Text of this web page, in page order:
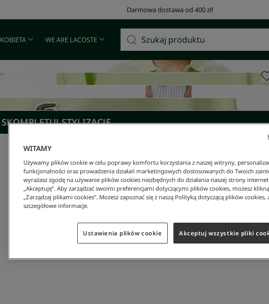
Darmowa dostawa od 400 zł!
KOBIETA WE ARE LACOSTE
SKOMPLETUJ STYLIZACJĘ
WITAMY
Używamy plików cookie w celu poprawy komfortu korzystania z naszej witryny,
funkcjonalności oraz prowadzenia działań marketingowych dostosowanych do Twoich
wyrażasz zgodę na używanie plików cookies niezbędnych do działania naszej strony
„Akceptuję”. Aby zarządzać swoimi preferencjami dotyczącymi plików cookies, możesz
„Zarządzaj plikami cookies”. Możesz zapoznać się z naszą Polityką dotyczącą plików cookies,
szczegółowe informacje.
Ustawienia plików cookie Akceptuj wszystkie pliki